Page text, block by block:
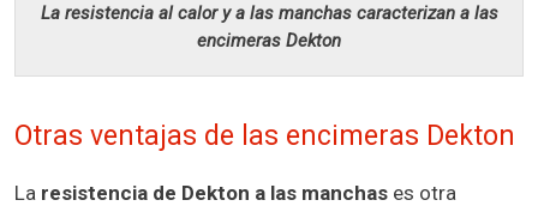
La resistencia al calor y a las manchas caracterizan a las
encimeras Dekton
Otras ventajas de las encimeras Dekton
La resistencia de Dekton a las manchas es otra